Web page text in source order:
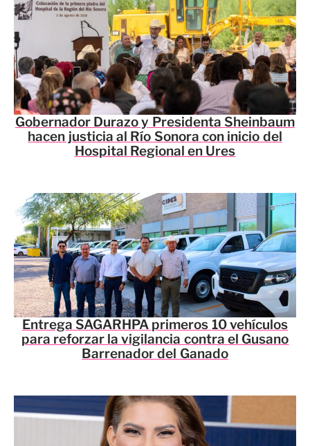
Gobernador Durazo y Presidenta Sheinbaum
hacen justicia al Río Sonora con inicio del
Hospital Regional en Ures
Entrega SAGARHPA primeros 10 vehículos
para reforzar la vigilancia contra el Gusano
Barrenador del Ganado